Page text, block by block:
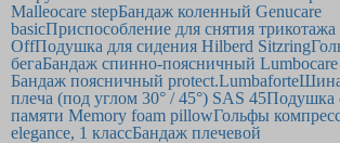
Malleocare stepБандаж коленный Genucare
basicПриспособление для снятия
OffПодушка для сидения Hilberd Sitzring
бегаБандаж спинно-поясничный
Бандаж поясничный protect.LumbaforteШина
плеча (под углом 30° / 45°) SAS 45Подушка
памяти Memory foam pillowГольфы
elegance, 1 классБандаж плечевой